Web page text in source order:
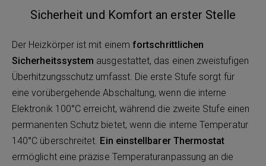
Sicherheit und Komfort an erster Stelle
Der Heizkörper ist mit einemfortschrittlichen
Sicherheitssystem ausgestattet, das einen zweistufigen
Überhitzungsschutz umfasst. Die erste Stufe sorgt für
eine vorübergehende Abschaltung, wenn die interne
Elektronik 100°C erreicht, während die zweite Stufe einen
permanenten Schutz bietet, wenn die interne Temperatur
140°C überschreitet. Ein einstellbarer Thermostat
ermöglicht eine präzise Temperaturanpassung an die